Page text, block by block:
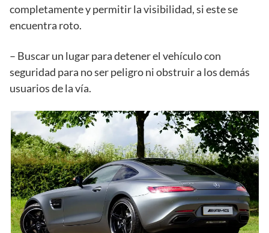
completamente y permitir la visibilidad, si este se
encuentra roto.
– Buscar un lugar para detener el vehículo con
seguridad para no ser peligro ni obstruir a los demás
usuarios de la vía.